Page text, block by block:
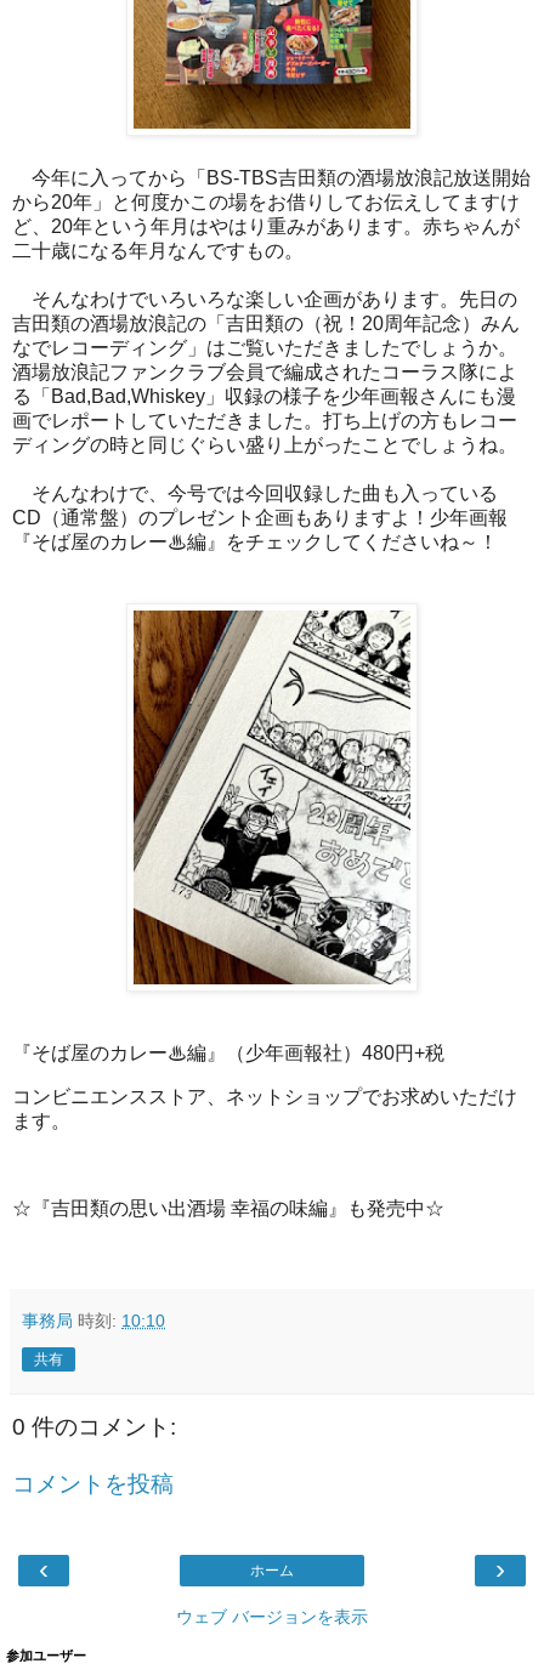
今年に入ってから「BS-TBS吉田類の酒場放浪記放送開始
から20年」と何度かこの場をお借りしてお伝えしてますけ
ど、20年という年月はやはり重みがあります。赤ちゃんが
二十歳になる年月なんですもの。
そんなわけでいろいろな楽しい企画があります。先日の
吉田類の酒場放浪記の「吉田類の（祝！20周年記念）みん
なでレコーディング」はご覧いただきましたでしょうか。
酒場放浪記ファンクラブ会員で編成されたコーラス隊によ
る「Bad,Bad,Whiskey」収録の様子を少年画報さんにも漫
画でレポートしていただきました。打ち上げの方もレコー
ディングの時と同じぐらい盛り上がったことでしょうね。
そんなわけで、今号では今回収録した曲も入っている
CD（通常盤）のプレゼント企画もありますよ！少年画報
『そば屋のカレー♨編』をチェックしてくださいね～！
『そば屋のカレー♨編』（少年画報社）480円+税
コンビニエンスストア、ネットショップでお求めいただけ
ます。
☆『吉田類の思い出酒場 幸福の味編』も発売中☆
事務局 時刻: 10:10
共有
0 件のコメント:
コメントを投稿
‹ ›
ホーム
ウェブ バージョンを表示
参加ユーザー